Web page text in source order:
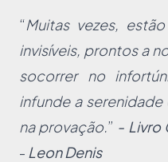
“Muitas vezes,
invisíveis, prontos a
socorrer no
infunde a
na provação.” - Livro
- Leon Denis